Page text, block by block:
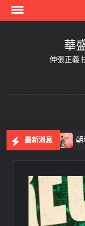
Skip
華
伸張正義
最新消息
春 朝和生醫